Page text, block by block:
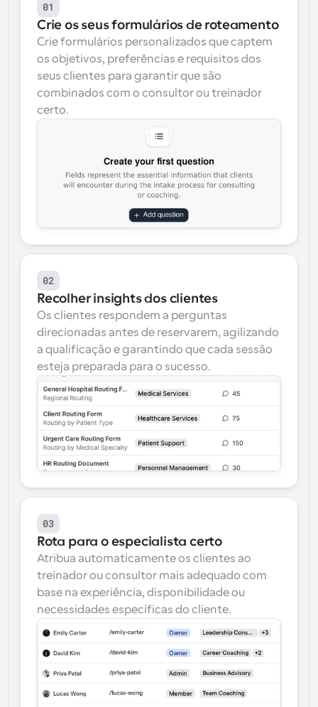
01
Crie os seus formulários de roteamento
Crie formulários personalizados que captem
os objetivos, preferências e requisitos dos
seus clientes para garantir que são
combinados com o consultor ou treinador
certo.
02
Recolher insights dos clientes
Os clientes respondem a perguntas
direcionadas antes de reservarem, agilizando
a qualificação e garantindo que cada sessão
esteja preparada para o sucesso.
03
Rota para o especialista certo
Atribua automaticamente os clientes ao
treinador ou consultor mais adequado com
base na experiência, disponibilidade ou
necessidades específicas do cliente.